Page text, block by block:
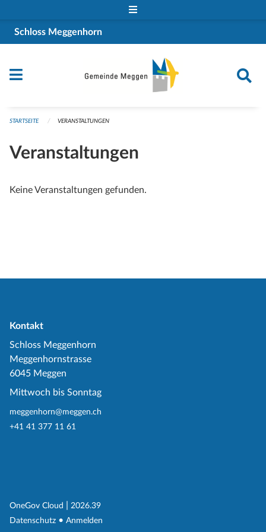
Schloss Meggenhorn
STARTSEITE VERANSTALTUNGEN
Veranstaltungen
Keine Veranstaltungen gefunden.
Kontakt
Schloss Meggenhorn
Meggenhornstrasse
6045 Meggen
Mittwoch bis Sonntag
meggenhorn@meggen.ch
+41 41 377 11 61
OneGov Cloud (External Link)
2026.39
Datenschutz (External Link)
Anmelden